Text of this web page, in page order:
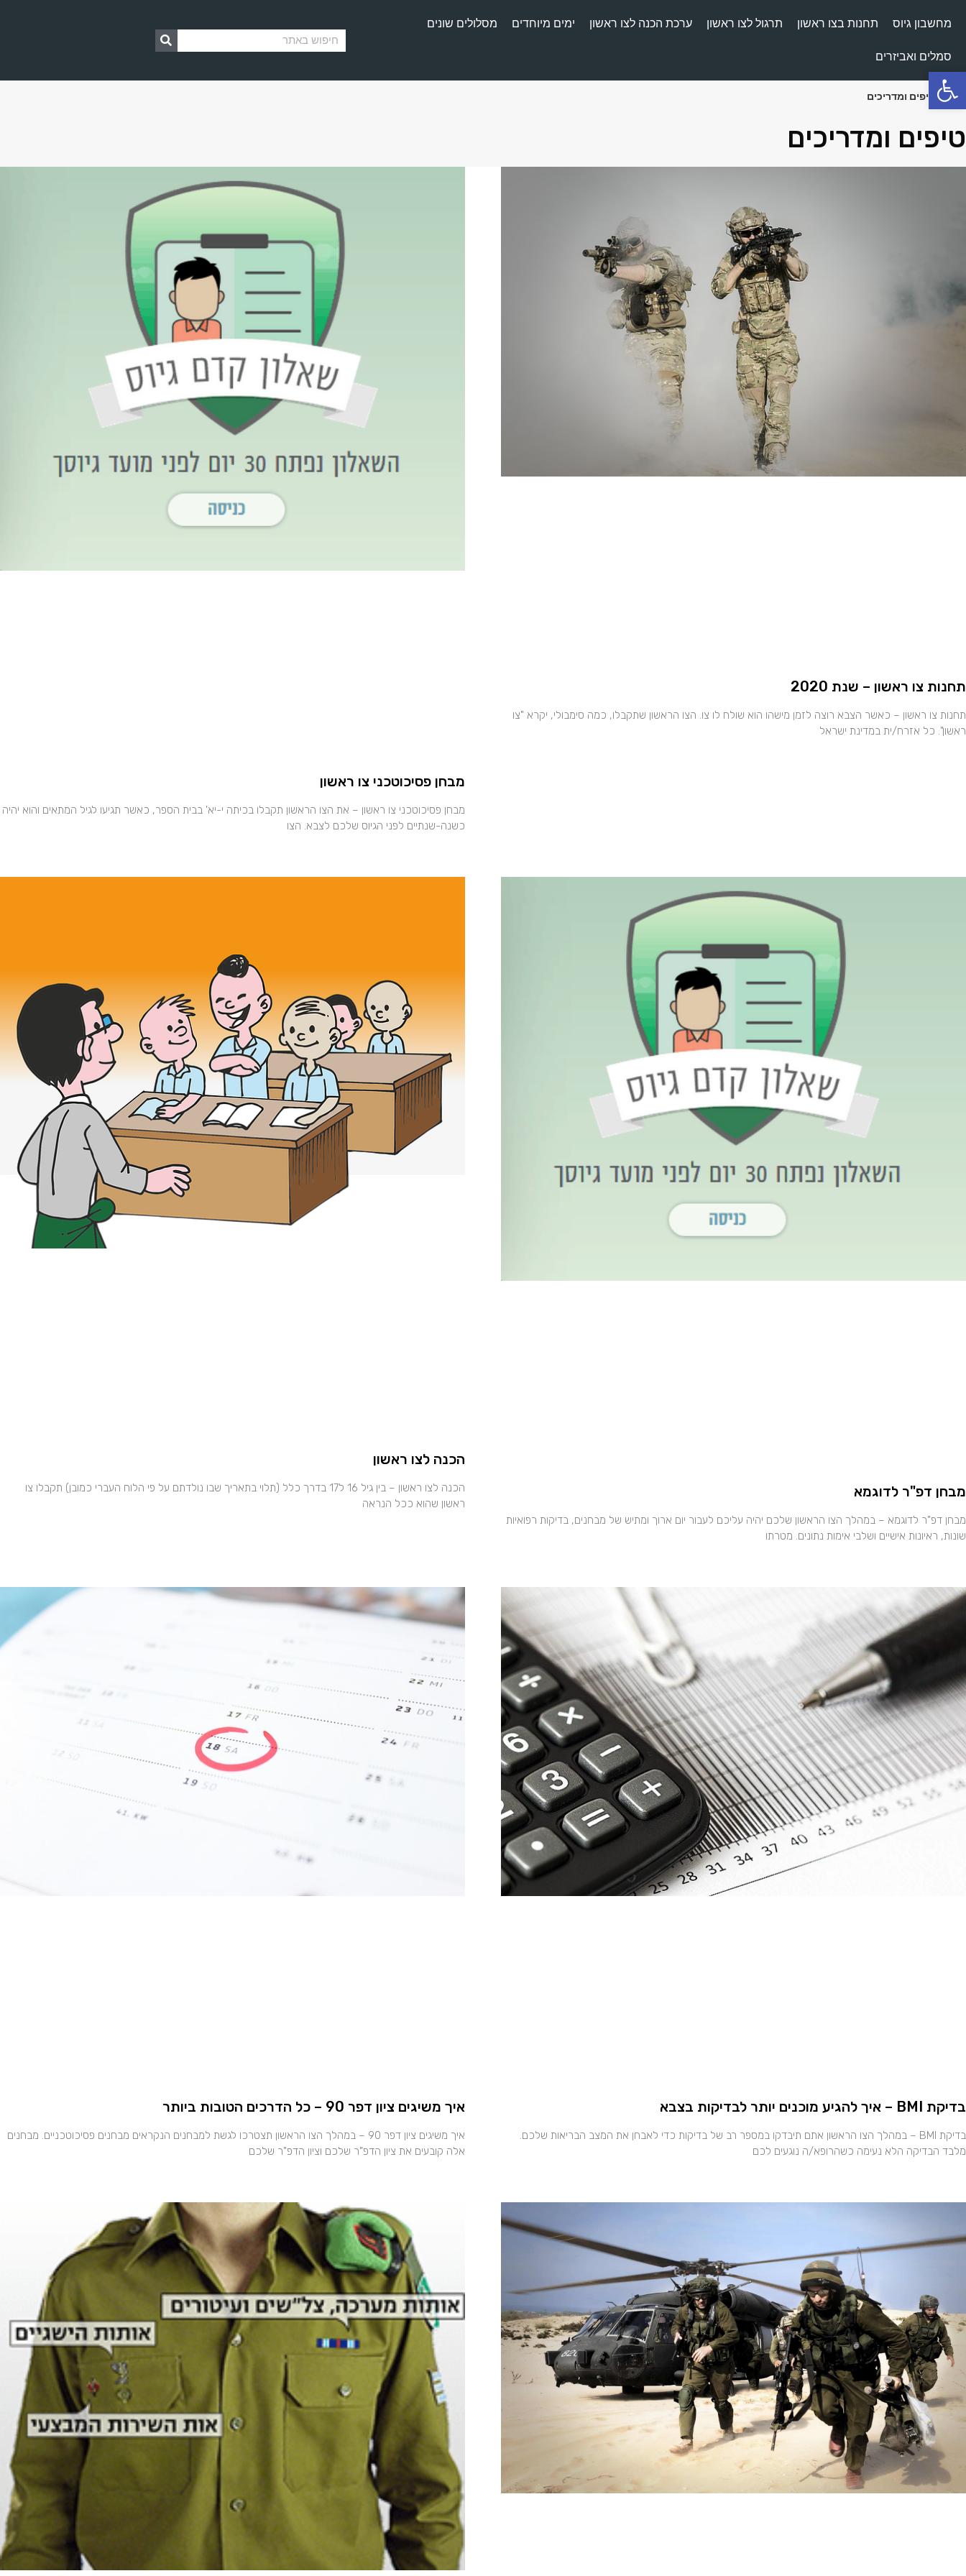
פתח סרגל נגישות
מחשבון גיוס תחנות בצו ראשון תרגול לצו ראשון ערכת הכנה לצו ראשון ימים מיוחדים מסלולים שונים
סמלים ואביזרים
ראשי» טיפים ומדריכים
טיפים ומדריכים
תחנות צו ראשון – שנת 2020
תחנות צו ראשון – כאשר הצבא רוצה לזמן מישהו הוא שולח לו צו. הצו הראשון שתקבלו, כמה סימבולי, יקרא "צו
ראשון". כל אזרח/ית במדינת ישראל
מבחן פסיכוטכני צו ראשון
מבחן פסיכוטכני צו ראשון – את הצו הראשון תקבלו בכיתה י-יא' בבית הספר, כאשר תגיעו לגיל המתאים והוא יהיה
כשנה-שנתיים לפני הגיוס שלכם לצבא. הצו
מבחן דפ"ר לדוגמא
מבחן דפ"ר לדוגמא – במהלך הצו הראשון שלכם יהיה עליכם לעבור יום ארוך ומתיש של מבחנים, בדיקות רפואיות
שונות, ראיונות אישיים ושלבי אימות נתונים. מטרתו
הכנה לצו ראשון
הכנה לצו ראשון – בין גיל 16 ל17 בדרך כלל (תלוי בתאריך שבו נולדתם על פי הלוח העברי כמובן) תקבלו צו
ראשון שהוא ככל הנראה
בדיקת BMI – איך להגיע מוכנים יותר לבדיקות בצבא
בדיקת BMI – במהלך הצו הראשון אתם תיבדקו במספר רב של בדיקות כדי לאבחן את המצב הבריאות שלכם.
מלבד הבדיקה הלא נעימה כשהרופא/ה נוגעים לכם
איך משיגים ציון דפר 90 – כל הדרכים הטובות ביותר
איך משיגים ציון דפר 90 – במהלך הצו הראשון תצטרכו לגשת למבחנים הנקראים מבחנים פסיכוטכניים. מבחנים
אלה קובעים את ציון הדפ"ר שלכם וציון הדפ"ר שלכם